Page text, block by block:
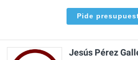
Pide
Jesús Pérez